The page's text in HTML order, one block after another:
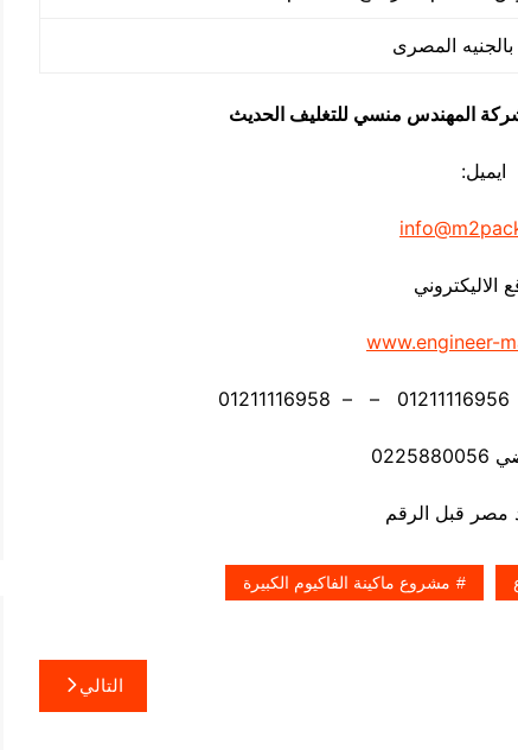
شركة المهندس منسي للتغليف الحديث
ايميل:
الاليكتروني
www.engineer-
مشروع ماكينة الفاكيوم الكبيرة
التالي